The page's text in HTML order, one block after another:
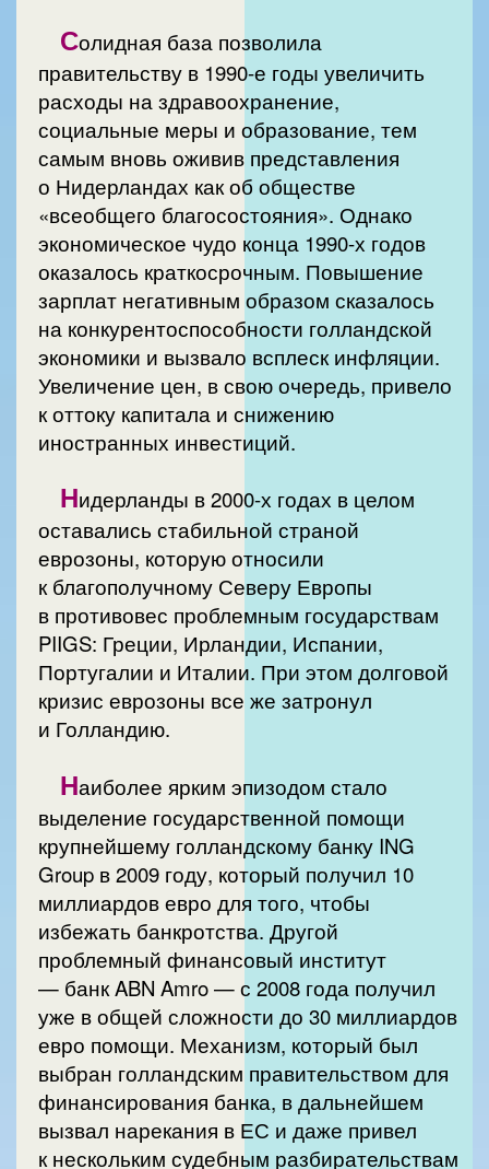
Солидная база позволила
правительству в 1990-е годы увеличить
расходы на здравоохранение,
социальные меры и образование, тем
самым вновь оживив представления
о Нидерландах как об обществе
«всеобщего благосостояния». Однако
экономическое чудо конца 1990-х годов
оказалось краткосрочным. Повышение
зарплат негативным образом сказалось
на конкурентоспособности голландской
экономики и вызвало всплеск инфляции.
Увеличение цен, в свою очередь, привело
к оттоку капитала и снижению
иностранных инвестиций.
Нидерланды в 2000-х годах в целом
оставались стабильной страной
еврозоны, которую относили
к благополучному Северу Европы
в противовес проблемным государствам
PIIGS: Греции, Ирландии, Испании,
Португалии и Италии. При этом долговой
кризис еврозоны все же затронул
и Голландию.
Наиболее ярким эпизодом стало
выделение государственной помощи
крупнейшему голландскому банку ING
Group в 2009 году, который получил 10
миллиардов евро для того, чтобы
избежать банкротства. Другой
проблемный финансовый институт
— банк ABN Amro — с 2008 года получил
уже в общей сложности до 30 миллиардов
евро помощи. Механизм, который был
выбран голландским правительством для
финансирования банка, в дальнейшем
вызвал нарекания в ЕС и даже привел
к нескольким судебным разбирательствам